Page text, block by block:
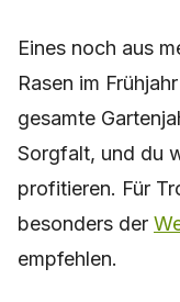
Eines noch aus
Rasen im
gesamte
Sorgfalt, und du
profitieren. Für
besonders der
empfehlen.